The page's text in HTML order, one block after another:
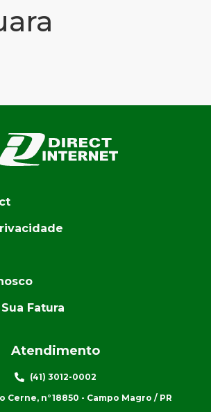
Fatura
Atendimento
(41) 3012-0002
Cerne, n°18850 - Campo Magro / PR